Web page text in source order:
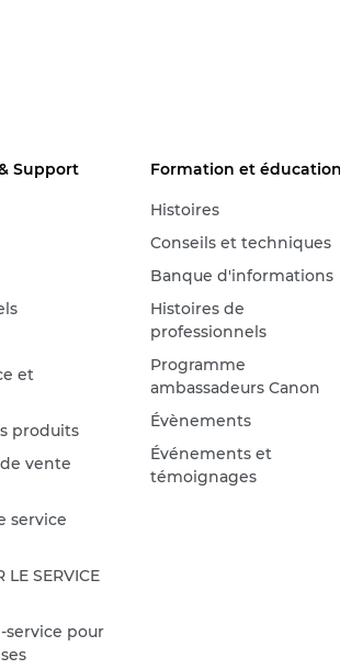
Support
et
produits
vente
service
LE SERVICE
service pour
Formation et éducation
Histoires
Conseils et techniques
Banque d'informations
Histoires de
professionnels
Programme
ambassadeurs Canon
Évènements
Événements et
témoignages